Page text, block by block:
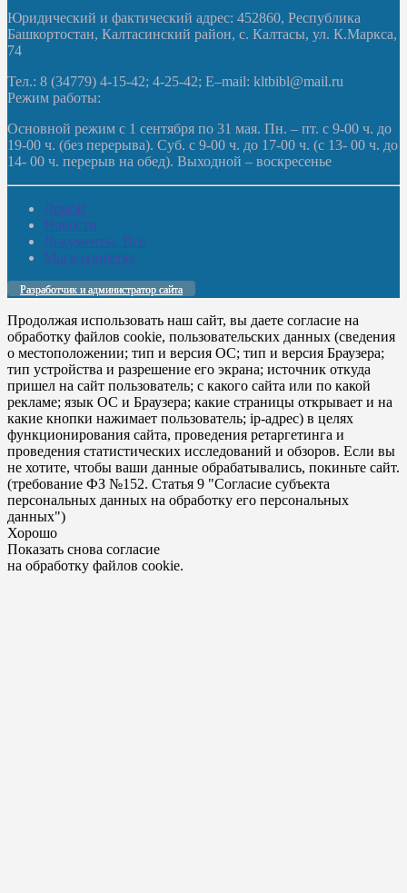
Юридический и фактический адрес: 452860, Республика
Башкортостан, Калтасинский район, с. Калтасы, ул. К.Маркса,
74
Тел.: 8 (34779) 4-15-42; 4-25-42; E–mail: kltbibl@mail.ru
Режим работы:
Основной режим с 1 сентября по 31 мая. Пн. – пт. с 9-00 ч. до
19-00 ч. (без перерыва). Суб. с 9-00 ч. до 17-00 ч. (с 13- 00 ч. до
14- 00 ч. перерыв на обед). Выходной – воскресенье
Домой
Новости
Документы. Все
Мы в соцсетях
Разработчик и администратор сайта
Продолжая использовать наш сайт, вы даете согласие на
обработку файлов cookie, пользовательских данных (сведения
о местоположении; тип и версия ОС; тип и версия Браузера;
тип устройства и разрешение его экрана; источник откуда
пришел на сайт пользователь; с какого сайта или по какой
рекламе; язык ОС и Браузера; какие страницы открывает и на
какие кнопки нажимает пользователь; ip-адрес) в целях
функционирования сайта, проведения ретаргетинга и
проведения статистических исследований и обзоров. Если вы
не хотите, чтобы ваши данные обрабатывались, покиньте сайт.
(требование ФЗ №152. Статья 9 "Согласие субъекта
персональных данных на обработку его персональных
данных")
Хорошо
Показать снова согласие
на обработку файлов cookie.